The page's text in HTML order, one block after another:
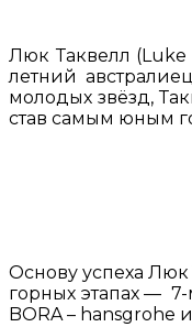
Люк Таквелл (Luke
летний
молодых звёзд,
став самым юным
Основу успеха
горных этапах —
BORA – hansgrohe